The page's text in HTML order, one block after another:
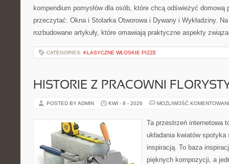
kompendium pomysłów dla osób, które chcą odświeżyć domową
przeczytać: Okna i Stolarka Otworowa i Dywany i Wykładziny.
rozbudowane artykuły, które omawiają praktyczne aspekty
CATEGORIES: KLASYCZNE WŁOSKIE PIZZE
HISTORIE Z PRACOWNI
POSTED BY ADMIN KWI - 8 - 2026 MOŻLIWOŚĆ
Ta przestrzeń internetowa
układania kwiatów
inspiracją. To baza
pięknych kompozycji, a